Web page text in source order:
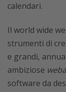
calendari.
Il world wide
strumenti di
e grandi,
ambiziose
software da